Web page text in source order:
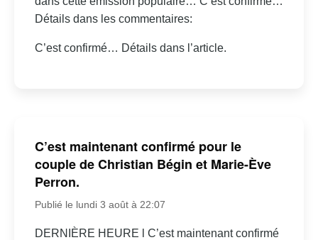
Détails dans les commentaires:
C’est confirmé… Détails dans l’article.
C’est maintenant confirmé pour le
couple de Christian Bégin et Marie-Ève
Perron.
Publié le lundi 3 août à 22:07
DERNIÈRE HEURE l C’est maintenant confirmé